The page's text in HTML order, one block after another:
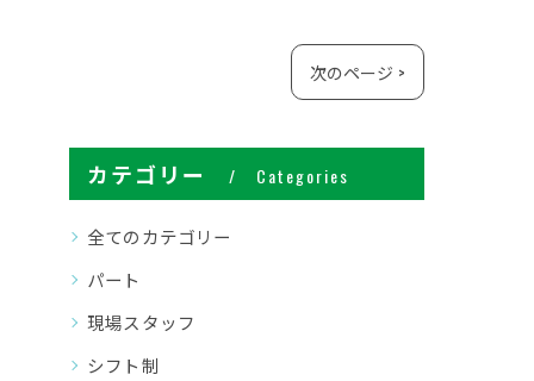
次のページ >
カテゴリー Categories
全てのカテゴリー
パート
現場スタッフ
シフト制